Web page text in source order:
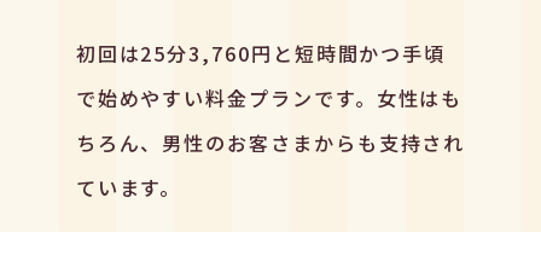
初回は25分3,760円と短時間かつ手頃
で始めやすい料金プランです。女性はも
ちろん、男性のお客さまからも支持され
ています。